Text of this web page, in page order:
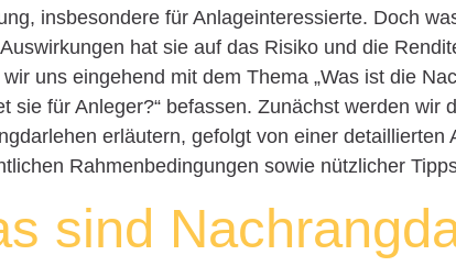
insbesondere für Anlageinteressierte. Doch
hat sie auf das Risiko und die
uns eingehend mit dem Thema „Was ist die
sie für Anleger?“ befassen. Zunächst werden wir
erläutern, gefolgt von einer detaillierten
Rahmenbedingungen sowie nützlicher
sind